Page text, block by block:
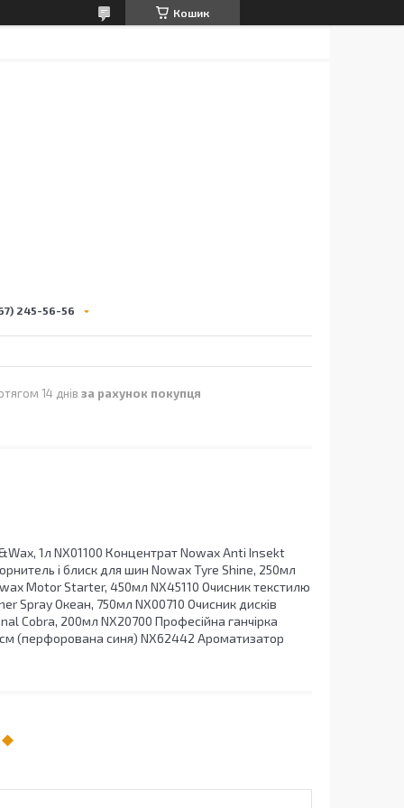
Кошик
245-56-56
14 днів за рахунок покупця
1л NX01100 Концентрат Nowax Anti Insekt
і блиск для шин Nowax Tyre Shine, 250мл
Motor Starter, 450мл NX45110 Очисник текстилю
Spray Океан, 750мл NX00710 Очисник дисків
Cobra, 200мл NX20700 Професійна ганчірка
(перфорована синя) NX62442 Ароматизатор